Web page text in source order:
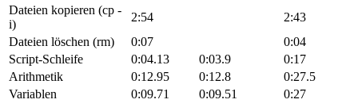
Dateien kopieren (cp -
i)
2:54
2:43
Dateien löschen (rm)
0:07
0:04
Script-Schleife
0:04.13 0:03.9
0:17
Arithmetik
0:12.95 0:12.8
0:27.5
Variablen
0:09.71 0:09.51 0:27